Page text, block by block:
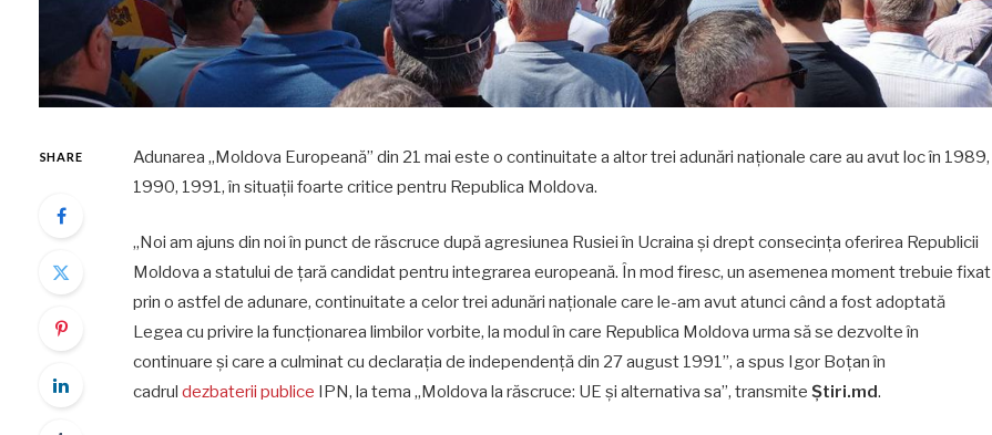
SHARE
Adunarea „Moldova Europeană” din 21 mai este o continuitate a altor trei adunări naționale care au avut loc în 1989,
1990, 1991, în situații foarte critice pentru Republica Moldova.
„Noi am ajuns din noi în punct de răscruce după agresiunea Rusiei în Ucraina și drept consecința oferirea Republicii
Moldova a statului de țară candidat pentru integrarea europeană. În mod firesc, un asemenea moment trebuie fixat
prin o astfel de adunare, continuitate a celor trei adunări naționale care le-am avut atunci când a fost adoptată
Legea cu privire la funcționarea limbilor vorbite, la modul în care Republica Moldova urma să se dezvolte în
continuare și care a culminat cu declarația de independență din 27 august 1991”, a spus Igor Boțan în
cadrul dezbaterii publice IPN, la tema „Moldova la răscruce: UE și alternativa sa”, transmite Știri.md.